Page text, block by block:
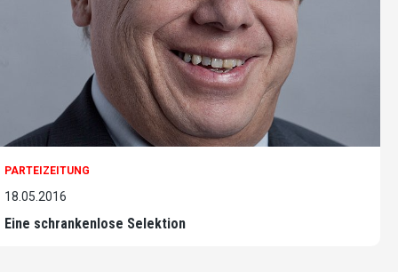
PARTEIZEITUNG
18.05.2016
Eine schrankenlose Selektion